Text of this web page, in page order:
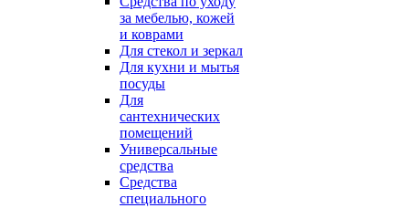
за мебелью, кожей
и коврами
Для стекол и зеркал
Для кухни и мытья
посуды
Для
сантехнических
помещений
Универсальные
средства
Средства
специального